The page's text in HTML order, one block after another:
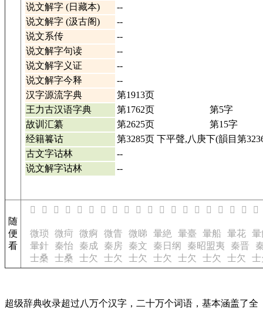
说文解字 (日藏本)
--
说文解字 (汲古阁)
--
说文系传
--
说文解字句读
--
说文解字义证
--
说文解字今释
--
汉字源流字典
第1913页
王力古汉语字典
第1762页
第5字
故训汇纂
第2625页
第15字
经籍籑诂
第3285页 下平聲,八庚下(韻目第
古文字诂林
--
说文解字诂林
--
随
便
看
𦋹 𦋺 𦋻 𦋼 𦋾 𦋿 𦌀 𦌁 𦌂 𧁾 𧁿 𧂀 𧂂 𧂃 𧂄 𧂅 𧂆 𧂇 𧂊 𧂌
微琐 微疴 微痾 微眚 微睇 暈絶 暈臺 暈船 暈花 暈
暈針
秦怡 秦成 秦房 秦文 秦日纲 秦昭盟夷 秦晋
士桑
士桑 士欠 士欠 士欠 士欠 士欠 士欠 士欠 士
超级辞典收录超过八万个汉字，二十万个词语，基本涵盖了全